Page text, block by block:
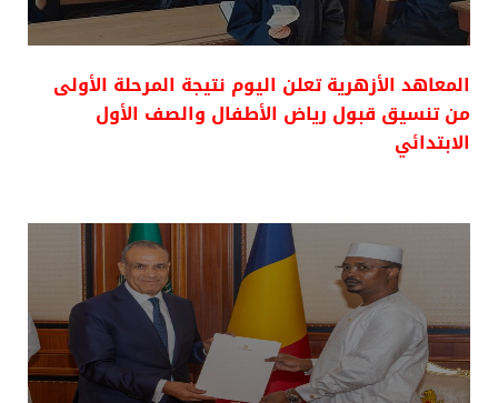
المعاهد الأزهرية تعلن اليوم نتيجة المرحلة الأولى
من تنسيق قبول رياض الأطفال والصف الأول
الابتدائي